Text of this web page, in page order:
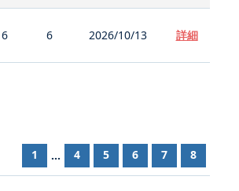
6 6 2026/10/13 詳細
1 ... 4 5 6 7 8